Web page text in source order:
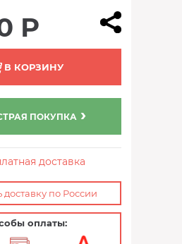
Р
В КОРЗИНУ
ПОКУПКА
доставка
доставку по России
оплаты: